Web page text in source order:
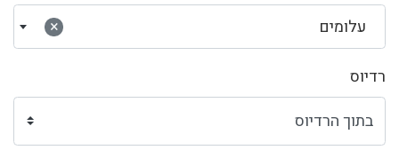
× עלומים
רדיוס